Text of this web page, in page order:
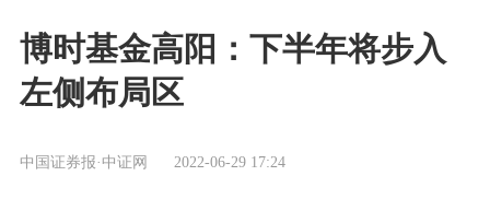
博时基金高阳：下半年将步入
左侧布局区
中国证券报·中证网 2022-06-29 17:24